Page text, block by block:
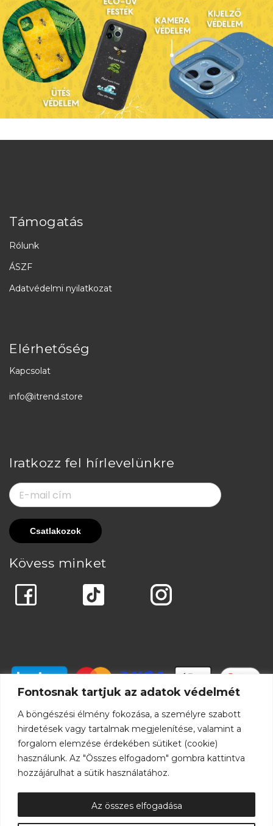
Fontosnak tartjuk az adatok védelmét
A böngészési élmény fokozása, a személyre szabott
hirdetések vagy tartalmak megjelenítése, valamint a
forgalom elemzése érdekében sütiket (cookie)
használunk. Az "Összes elfogadom" gombra kattintva
hozzájárulhat a sütik használatához.
Az összes elfogadása
Támogatás
Rólunk
ÁSZF
Adatvédelmi nyilatkozat
Elérhetőség
Kapcsolat
info@itrend.store
Iratkozz fel hírlevelünkre
Kövess minket